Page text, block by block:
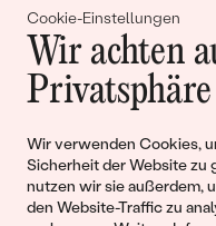
Cookie-Einstellungen
Wir achten
Privatsphäre
Wir verwenden Cookies,
Sicherheit der Website zu
nutzen wir sie außerdem,
den Website-Traffic zu
Gemeinsam
Geschichten
Liebe
Begleiten Sie uns!